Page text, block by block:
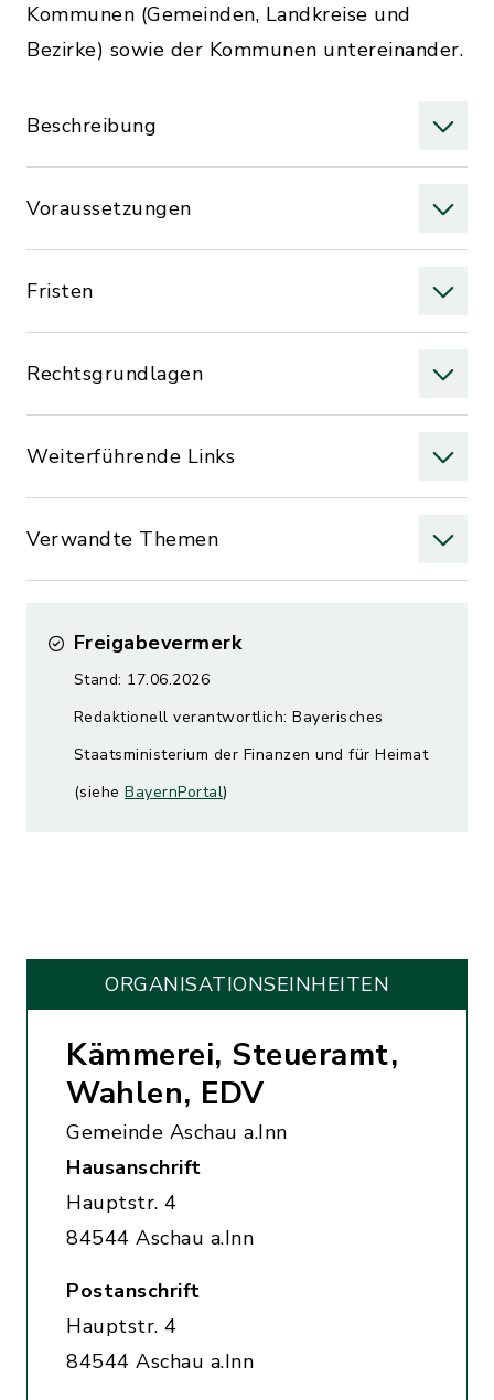
Kommunen (Gemeinden, Landkreise und
Bezirke) sowie der Kommunen untereinander.
Beschreibung
Voraussetzungen
Fristen
Rechtsgrundlagen
Weiterführende Links
Verwandte Themen
Freigabevermerk
Stand: 17.06.2026
Redaktionell verantwortlich: Bayerisches
Staatsministerium der Finanzen und für Heimat
(siehe BayernPortal)
ORGANISATIONS­EINHEITEN
Kämmerei, Steueramt,
Wahlen, EDV
Gemeinde Aschau a.Inn
Hausanschrift
Hauptstr. 4
84544 Aschau a.Inn
Postanschrift
Hauptstr. 4
84544 Aschau a.Inn